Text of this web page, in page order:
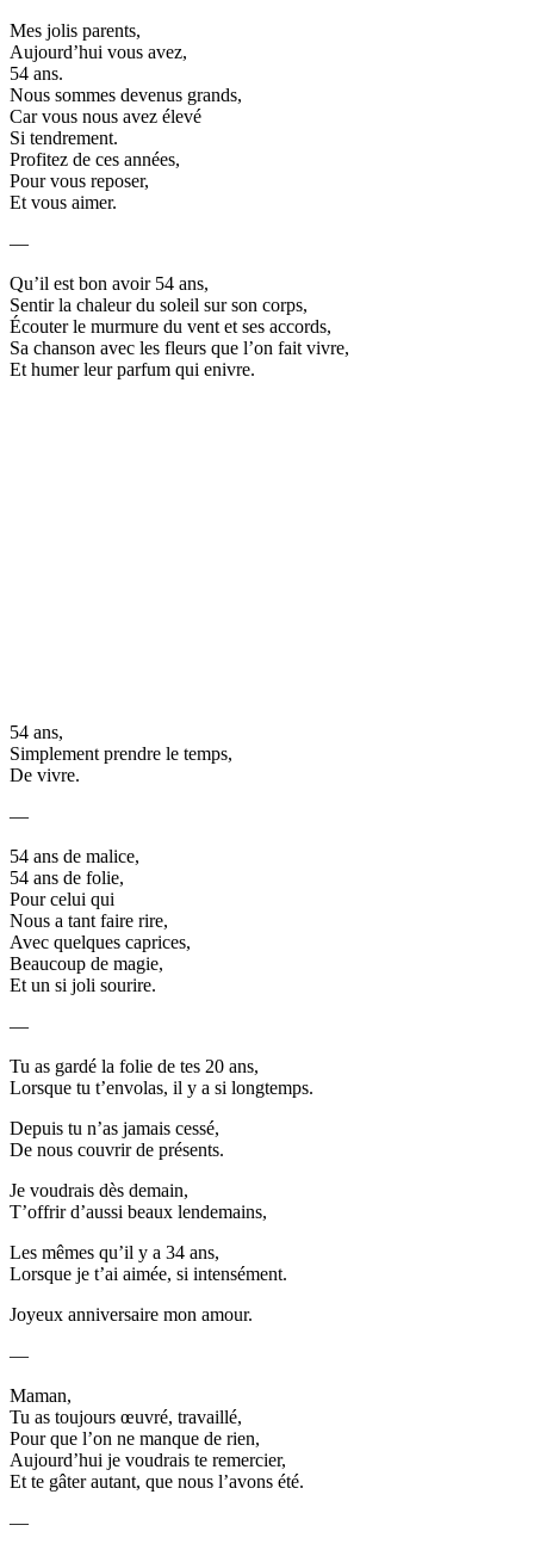
Mes jolis parents,
Aujourd’hui vous avez,
54 ans.
Nous sommes devenus grands,
Car vous nous avez élevé
Si tendrement.
Profitez de ces années,
Pour vous reposer,
Et vous aimer.
—
Qu’il est bon avoir 54 ans,
Sentir la chaleur du soleil sur son corps,
Écouter le murmure du vent et ses accords,
Sa chanson avec les fleurs que l’on fait vivre,
Et humer leur parfum qui enivre.
54 ans,
Simplement prendre le temps,
De vivre.
—
54 ans de malice,
54 ans de folie,
Pour celui qui
Nous a tant faire rire,
Avec quelques caprices,
Beaucoup de magie,
Et un si joli sourire.
—
Tu as gardé la folie de tes 20 ans,
Lorsque tu t’envolas, il y a si longtemps.
Depuis tu n’as jamais cessé,
De nous couvrir de présents.
Je voudrais dès demain,
T’offrir d’aussi beaux lendemains,
Les mêmes qu’il y a 34 ans,
Lorsque je t’ai aimée, si intensément.
Joyeux anniversaire mon amour.
—
Maman,
Tu as toujours œuvré, travaillé,
Pour que l’on ne manque de rien,
Aujourd’hui je voudrais te remercier,
Et te gâter autant, que nous l’avons été.
—